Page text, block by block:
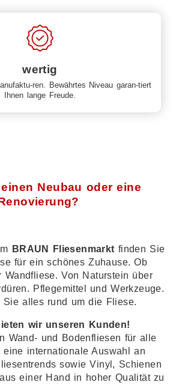
wertig
ren. Bewährtes Niveau garan-tiert
Ihnen lange Freude.
Neubau oder eine
BRAUN Fliesenmarkt finden Sie
für ein schönes Zuhause. Ob
Wandfliese. Von Naturstein über
Pflegemittel und Werkzeuge.
Sie alles rund um die Fliese.
wir unseren Kunden!
Wand- und Bodenfliesen für alle
eine internationale Auswahl an
sowie Vinyl, Schienen
einer Hand in hoher Qualität zu